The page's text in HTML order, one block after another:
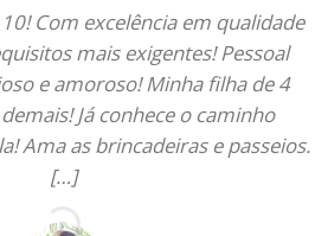
Com excelência em qualidade
mais exigentes! Pessoal
e amoroso! Minha filha de 4
Já conhece o caminho
Ama as brincadeiras e passeios.
[…]